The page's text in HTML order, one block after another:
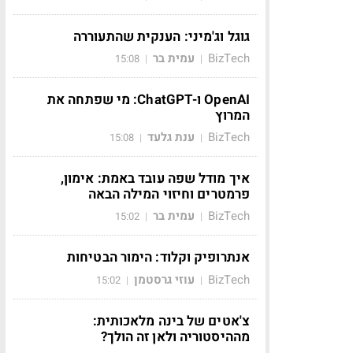
גוגל וג'מיני: הענקית שהתעוררה
BizTech
| עמית בר |
15:08
OpenAI ו-ChatGPT: מי שפתחה את
המרוץ
BizTech
| ענת גלעד |
15:08
איך מודל שפה עובד באמת: אימון,
פרמטרים וחיזוי המילה הבאה
BizTech
| עמית בר |
15:02
אנתרופיק וקלוד: הימור הבטיחות
BizTech
| עוזי גרסטמן |
15:02
צ'אטים של בינה מלאכותית:
מההיסטוריה ולאן זה הולך?